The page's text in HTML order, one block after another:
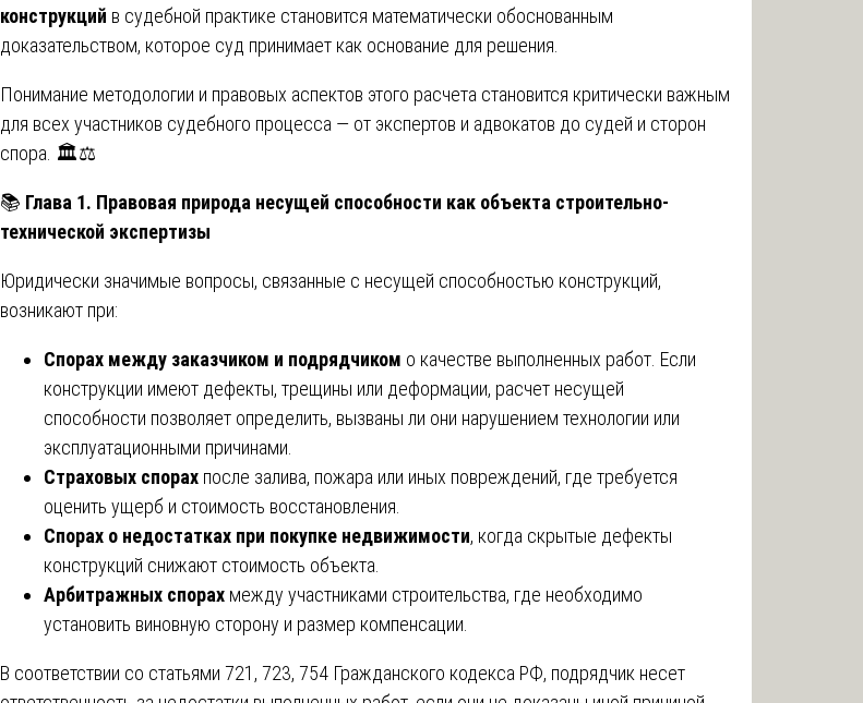
конструкций в судебной практике становится математически обоснованным
доказательством, которое суд принимает как основание для решения.
Понимание методологии и правовых аспектов этого расчета становится критически важным
для всех участников судебного процесса — от экспертов и адвокатов до судей и сторон
спора. 🏛️⚖️
📚 Глава 1. Правовая природа несущей способности как объекта строительно-
технической экспертизы
Юридически значимые вопросы, связанные с несущей способностью конструкций,
возникают при:
Спорах между заказчиком и подрядчиком о качестве выполненных работ. Если
конструкции имеют дефекты, трещины или деформации, расчет несущей
способности позволяет определить, вызваны ли они нарушением технологии или
эксплуатационными причинами.
Страховых спорах после залива, пожара или иных повреждений, где требуется
оценить ущерб и стоимость восстановления.
Спорах о недостатках при покупке недвижимости, когда скрытые дефекты
конструкций снижают стоимость объекта.
Арбитражных спорах между участниками строительства, где необходимо
установить виновную сторону и размер компенсации.
В соответствии со статьями 721, 723, 754 Гражданского кодекса РФ, подрядчик несет